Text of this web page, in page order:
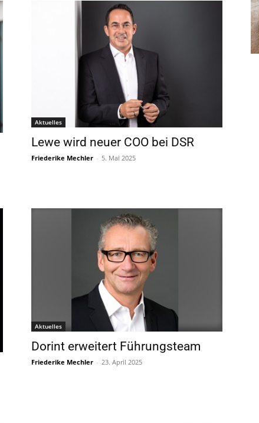
Aktuelles
Lewe wird neuer COO bei DSR
Friederike Mechler - 5. Mai 2025
Aktuelles
Dorint erweitert Führungsteam
Friederike Mechler - 23. April 2025